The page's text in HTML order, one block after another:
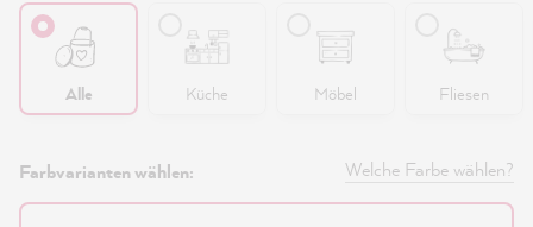
Alle Küche Möbel Fliesen
Farbvarianten wählen: Welche Farbe wählen?